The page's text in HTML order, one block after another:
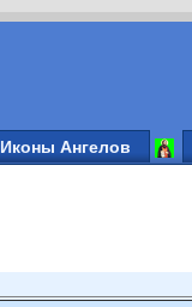
Иконы Ангелов